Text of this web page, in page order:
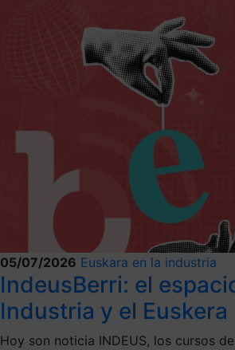
05/07/2026 Euskara en la industria
IndeusBerri: el
Industria y el Euskera
Hoy son noticia INDEUS, los cursos